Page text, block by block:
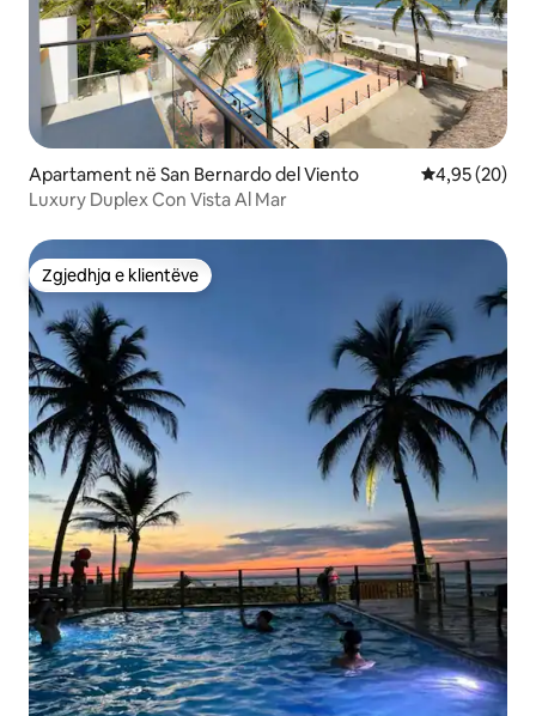
Apartament në San Bernardo del Viento Vlerësimi
4,95 (20)
Luxury Duplex Con Vista Al Mar
Zgjedhja e klientëve
Zgjedhja e klientëve